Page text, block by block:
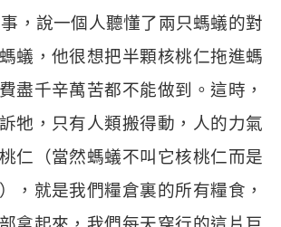
，說一個人聽懂了兩只螞蟻的對
蟻，他很想把半顆核桃仁拖進螞
盡千辛萬苦都不能做到。這時，
牠，只有人類搬得動，人的力氣
仁（當然螞蟻不叫它核桃仁而是
，就是我們糧倉裏的所有糧食，